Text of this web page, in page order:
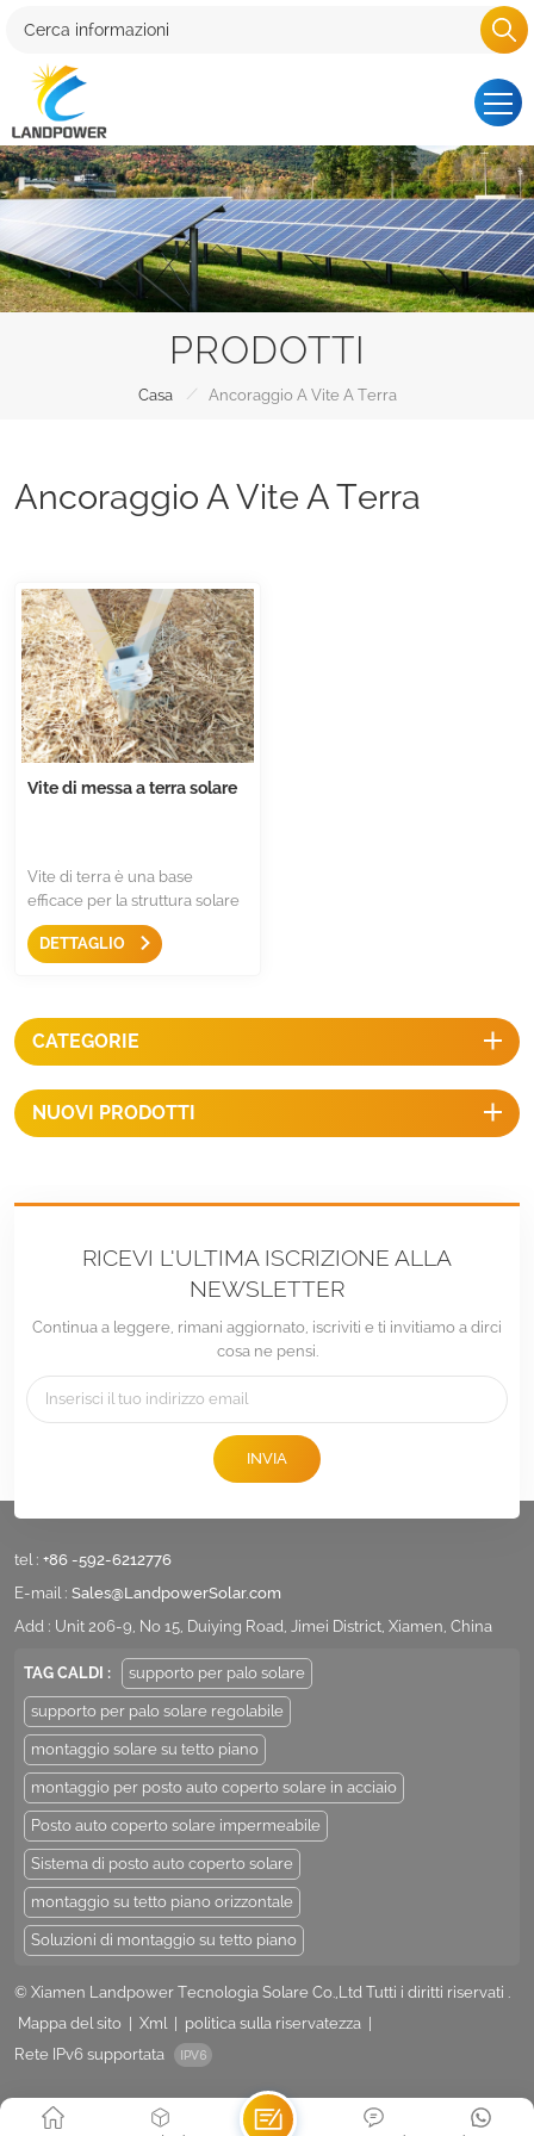
PRODOTTI
Casa / Ancoraggio A Vite A Terra
Ancoraggio A Vite A Terra
Vite di messa a terra solare
Vite di terra è una base
efficace per la struttura solare
montata a terra, fornisce
costruzioni facili e veloci su
costruzione.
DETTAGLIO
CATEGORIE
NUOVI PRODOTTI
RICEVI L'ULTIMA ISCRIZIONE ALLA
NEWSLETTER
Continua a leggere, rimani aggiornato, iscriviti e ti invitiamo a dirci
cosa ne pensi.
INVIA
tel : +86 -592-6212776
E-mail : Sales@LandpowerSolar.com
Add : Unit 206-9, No 15, Duiying Road, Jimei District, Xiamen, China
TAG CALDI : supporto per palo solare
supporto per palo solare regolabile
montaggio solare su tetto piano
montaggio per posto auto coperto solare in acciaio
Posto auto coperto solare impermeabile
Sistema di posto auto coperto solare
montaggio su tetto piano orizzontale
Soluzioni di montaggio su tetto piano
© Xiamen Landpower Tecnologia Solare Co.,Ltd Tutti i diritti riservati .
Mappa del sito
Xml politica sulla riservatezza
Rete IPv6 supportata